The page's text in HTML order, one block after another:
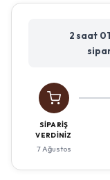
2 saat
SIPARIŞ
VERDINIZ
7 Ağustos